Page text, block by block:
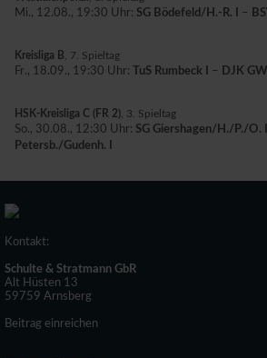
Mi., 12.08., 19:30 Uhr: SG Bödefeld/H.-R. I –
Kreisliga B , 7. Spieltag
Fr., 18.09., 19:30 Uhr:
TuS Rumbeck I – DJK
HSK-Kreisliga C (FR 2) , 3. Spieltag
So., 30.08., 12:30 Uhr: SG Giershagen/H./P./O.
Petersb./Gudenh. I
Kontakt:
Schulte & Stratmann GbR
Alt Hüsten 13
59759 Arnsberg
Beitrag einreichen